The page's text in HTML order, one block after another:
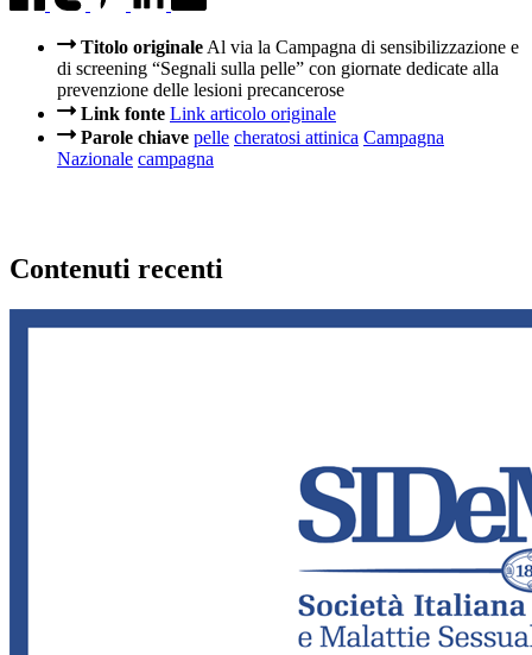
Titolo originale Al via la Campagna di sensibilizzazione e
di screening “Segnali sulla pelle” con giornate dedicate alla
prevenzione delle lesioni precancerose
Link fonte Link articolo originale
Parole chiave pelle cheratosi attinica Campagna
Nazionale campagna
Contenuti recenti